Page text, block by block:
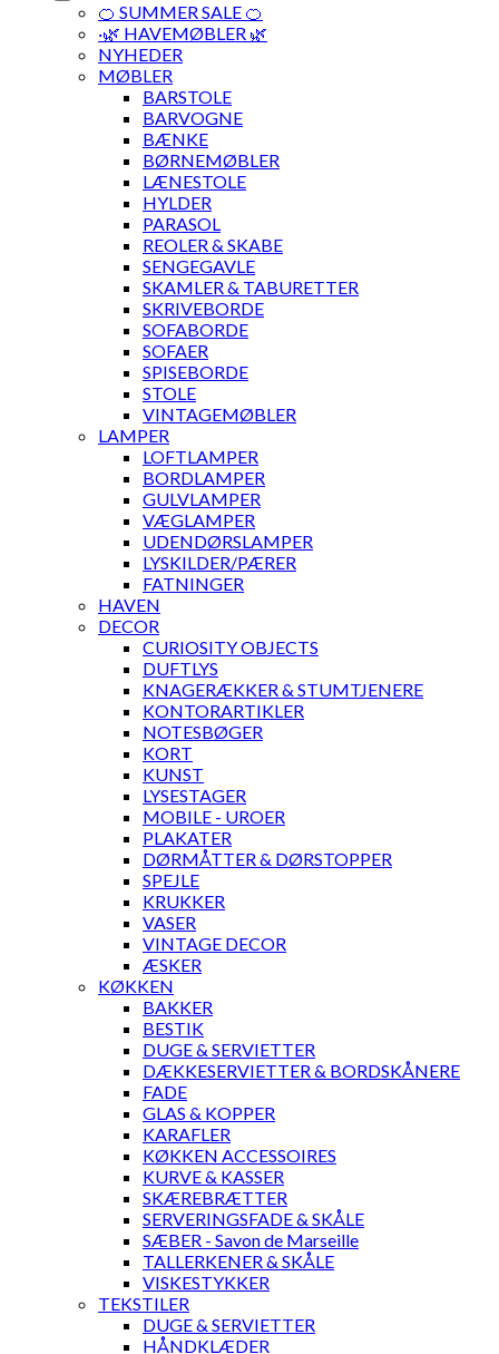
🍊 SUMMER SALE 🍊
·🌿 HAVEMØBLER 🌿
NYHEDER
MØBLER
BARSTOLE
BARVOGNE
BÆNKE
BØRNEMØBLER
LÆNESTOLE
HYLDER
PARASOL
REOLER & SKABE
SENGEGAVLE
SKAMLER & TABURETTER
SKRIVEBORDE
SOFABORDE
SOFAER
SPISEBORDE
STOLE
VINTAGEMØBLER
LAMPER
LOFTLAMPER
BORDLAMPER
GULVLAMPER
VÆGLAMPER
UDENDØRSLAMPER
LYSKILDER/PÆRER
FATNINGER
HAVEN
DECOR
CURIOSITY OBJECTS
DUFTLYS
KNAGERÆKKER & STUMTJENERE
KONTORARTIKLER
NOTESBØGER
KORT
KUNST
LYSESTAGER
MOBILE - UROER
PLAKATER
DØRMÅTTER & DØRSTOPPER
SPEJLE
KRUKKER
VASER
VINTAGE DECOR
ÆSKER
KØKKEN
BAKKER
BESTIK
DUGE & SERVIETTER
DÆKKESERVIETTER & BORDSKÅNERE
FADE
GLAS & KOPPER
KARAFLER
KØKKEN ACCESSOIRES
KURVE & KASSER
SKÆREBRÆTTER
SERVERINGSFADE & SKÅLE
SÆBER - Savon de Marseille
TALLERKENER & SKÅLE
VISKESTYKKER
TEKSTILER
DUGE & SERVIETTER
HÅNDKLÆDER